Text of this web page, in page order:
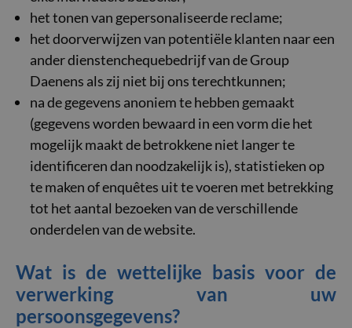
het tonen van gepersonaliseerde reclame;
het doorverwijzen van potentiële klanten naar een
ander dienstenchequebedrijf van de Group
Daenens als zij niet bij ons terechtkunnen;
na de gegevens anoniem te hebben gemaakt
(gegevens worden bewaard in een vorm die het
mogelijk maakt de betrokkene niet langer te
identificeren dan noodzakelijk is), statistieken op
te maken of enquêtes uit te voeren met betrekking
tot het aantal bezoeken van de verschillende
onderdelen van de website.
Wat is de wettelijke basis voor de
verwerking van uw
persoonsgegevens?